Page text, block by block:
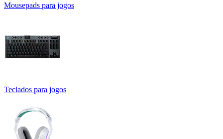
Mousepads para jogos
Teclados para jogos